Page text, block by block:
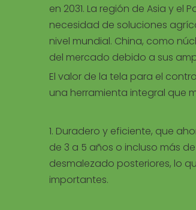
en 2031. La región de Asia y
necesidad de soluciones
nivel mundial. China, como
del mercado debido a sus
El valor de la tela para el
una herramienta integral que
1. Duradero y eficiente, que
de 3 a 5 años o incluso más
desmalezado posteriores, lo
importantes.